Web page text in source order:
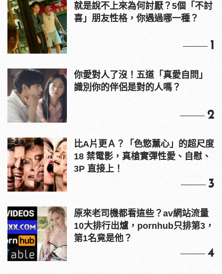
就是說不上來為何討厭？5個「不討
喜」朋友性格，你遇過哪一種？
1
你愛對人了沒！五道「真愛自問」
識別你的伴侶是對的人嗎？
2
比A片更Ａ？「色慾薰心」的超尺度
18 禁電影，真槍實彈性愛、自慰、
3P 直接上！
3
原來老司機都看這些？av網站流量
10大排行出爐，pornhub只排第3，
第1名竟是他？
4